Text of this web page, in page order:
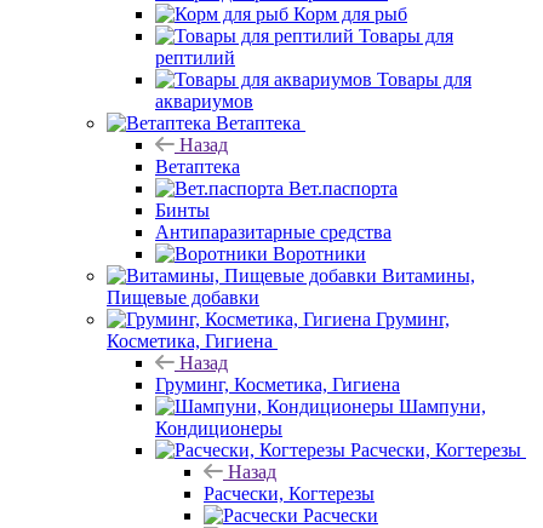
Корм для рыб
Товары для
рептилий
Товары для
аквариумов
Ветаптека
Назад
Ветаптека
Вет.паспорта
Бинты
Антипаразитарные средства
Воротники
Витамины,
Пищевые добавки
Груминг,
Косметика, Гигиена
Назад
Груминг, Косметика, Гигиена
Шампуни,
Кондиционеры
Расчески, Когтерезы
Назад
Расчески, Когтерезы
Расчески